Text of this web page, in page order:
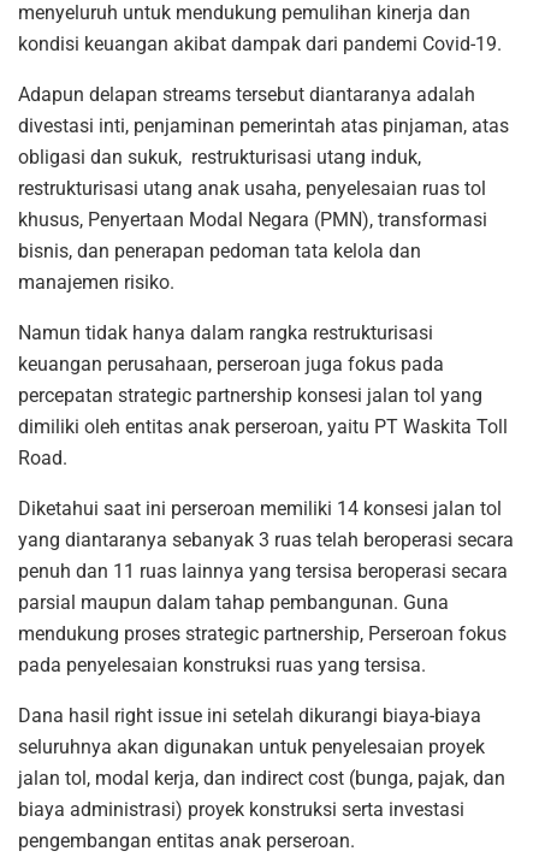
menyeluruh untuk mendukung pemulihan kinerja dan
kondisi keuangan akibat dampak dari pandemi Covid-19.
Adapun delapan streams tersebut diantaranya adalah
divestasi inti, penjaminan pemerintah atas pinjaman, atas
obligasi dan sukuk, restrukturisasi utang induk,
restrukturisasi utang anak usaha, penyelesaian ruas tol
khusus, Penyertaan Modal Negara (PMN), transformasi
bisnis, dan penerapan pedoman tata kelola dan
manajemen risiko.
Namun tidak hanya dalam rangka restrukturisasi
keuangan perusahaan, perseroan juga fokus pada
percepatan strategic partnership konsesi jalan tol yang
dimiliki oleh entitas anak perseroan, yaitu PT Waskita Toll
Road.
Diketahui saat ini perseroan memiliki 14 konsesi jalan tol
yang diantaranya sebanyak 3 ruas telah beroperasi secara
penuh dan 11 ruas lainnya yang tersisa beroperasi secara
parsial maupun dalam tahap pembangunan. Guna
mendukung proses strategic partnership, Perseroan fokus
pada penyelesaian konstruksi ruas yang tersisa.
Dana hasil right issue ini setelah dikurangi biaya-biaya
seluruhnya akan digunakan untuk penyelesaian proyek
jalan tol, modal kerja, dan indirect cost (bunga, pajak, dan
biaya administrasi) proyek konstruksi serta investasi
pengembangan entitas anak perseroan.